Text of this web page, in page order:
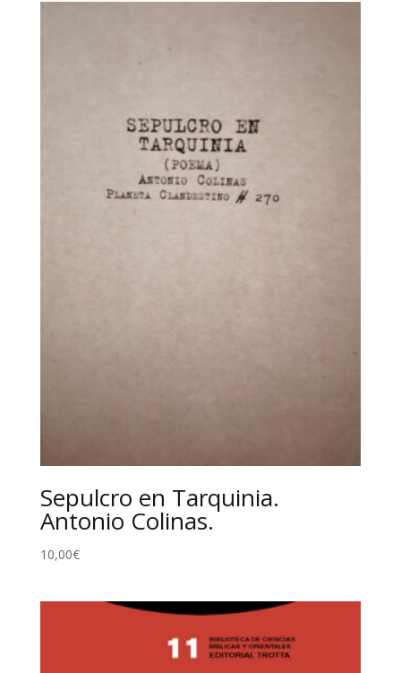
Sepulcro en Tarquinia.
Antonio Colinas.
10,00€